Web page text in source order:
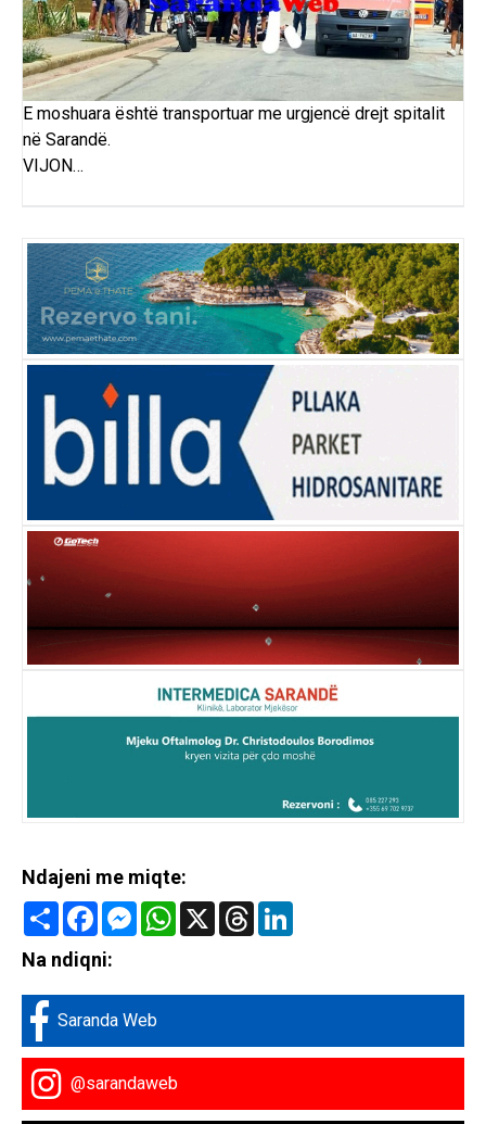
E moshuara është transportuar me urgjencë drejt spitalit
në Sarandë.
VIJON…
Ndajeni me miqte:
Share FacebookMessenger
WhatsApp
X Threads
Na ndiqni:
Saranda Web
@sarandaweb